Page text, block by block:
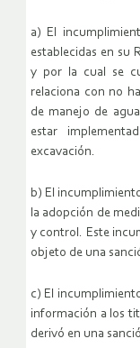
a) El
establecidas en su
y por la cual se
relaciona con no
de manejo de
estar
excavación.
b) El
la adopción de
y control. Este
objeto de una
c) El
información a los
derivó en una